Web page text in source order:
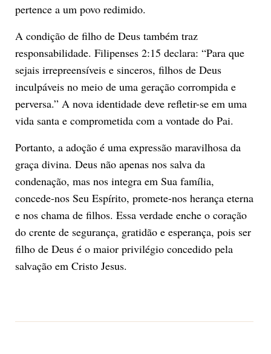
pertence a um povo redimido.
A condição de filho de Deus também traz
responsabilidade. Filipenses 2:15 declara: “Para que
sejais irrepreensíveis e sinceros, filhos de Deus
inculpáveis no meio de uma geração corrompida e
perversa.” A nova identidade deve refletir-se em uma
vida santa e comprometida com a vontade do Pai.
Portanto, a adoção é uma expressão maravilhosa da
graça divina. Deus não apenas nos salva da
condenação, mas nos integra em Sua família,
concede-nos Seu Espírito, promete-nos herança eterna
e nos chama de filhos. Essa verdade enche o coração
do crente de segurança, gratidão e esperança, pois ser
filho de Deus é o maior privilégio concedido pela
salvação em Cristo Jesus.